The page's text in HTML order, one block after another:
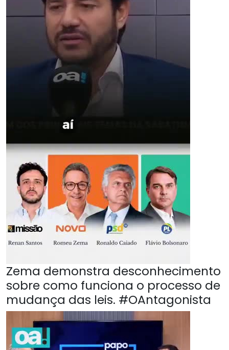
Zema demonstra desconhecimento
sobre como funciona o processo de
mudança das leis. #OAntagonista